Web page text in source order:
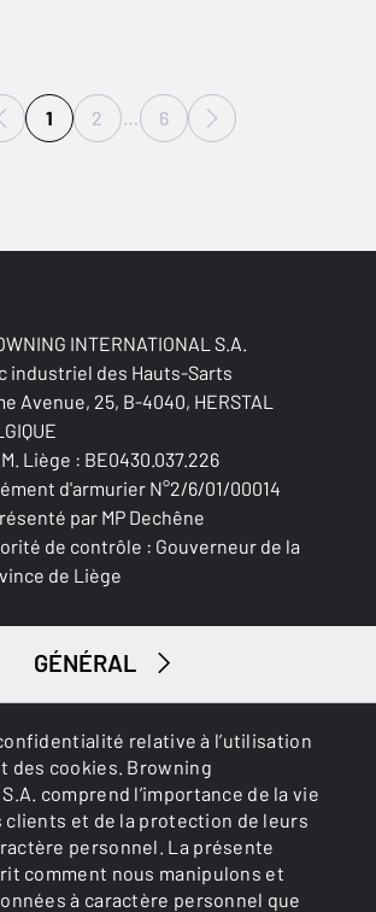
relative à l’utilisation
des cookies. Browning
comprend l’importance de la vie
clients et de la protection de leurs
personnel. La présente
comment nous manipulons et
à caractère personnel que
1 2 … 6
INTERNATIONAL S.A.
industriel des Hauts-Sarts
Avenue, 25, B-4040, HERSTAL
Liège : BE0430.037.226
d'armurier N°2/6/01/00014
par MP Dechêne
de contrôle : Gouverneur de la
de Liège
GÉNÉRAL
SERVICES